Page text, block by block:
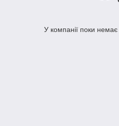
У компанії поки немає